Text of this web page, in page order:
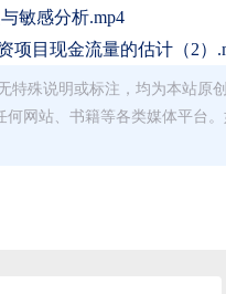
敏感分析.mp4
项目现金流量的估计（2）
特殊说明或标注，均为本站
何网站、书籍等各类媒体平台